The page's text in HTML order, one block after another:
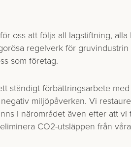
oss att följa all lagstiftning,
regelverk för
som företag.
ständigt förbättringsarbete
miljöpåverkan. Vi
i närområdet även efter att
CO2-utsläppen från